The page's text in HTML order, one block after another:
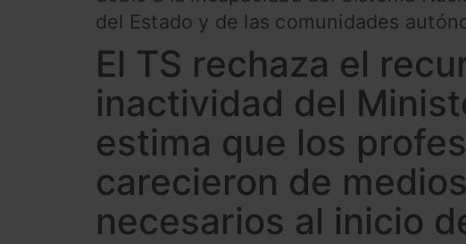
del Estado y de las comunidades
El TS rechaza el
inactividad del
estima que los
carecieron de
necesarios al inicio